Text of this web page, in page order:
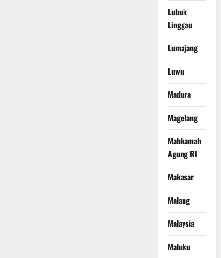
Lubuk
Linggau
Lumajang
Luwu
Madura
Magelang
Mahkamah
Agung RI
Makasar
Malang
Malaysia
Maluku